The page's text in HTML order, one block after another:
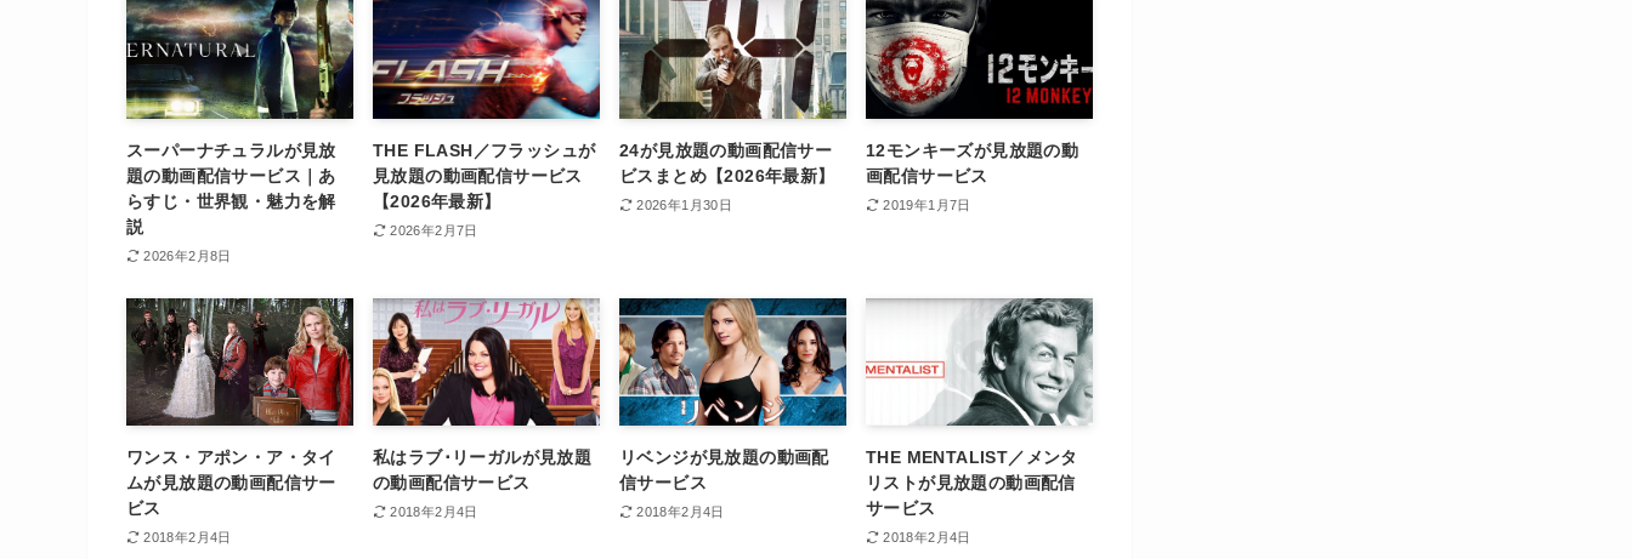
スーパーナチュラルが見放
題の動画配信サービス｜あ
らすじ・世界観・魅力を解
説
2026年2月8日
THE FLASH／フラッシュが
見放題の動画配信サービス
【2026年最新】
2026年2月7日
24が見放題の動画配信サー
ビスまとめ【2026年最新】
2026年1月30日
12モンキーズが見放題の動
画配信サービス
2019年1月7日
ワンス・アポン・ア・タイ
ムが見放題の動画配信サー
ビス
2018年2月4日
私はラブ･リーガルが見放題
の動画配信サービス
2018年2月4日
リベンジが見放題の動画配
信サービス
2018年2月4日
THE MENTALIST／メンタ
リストが見放題の動画配信
サービス
2018年2月4日